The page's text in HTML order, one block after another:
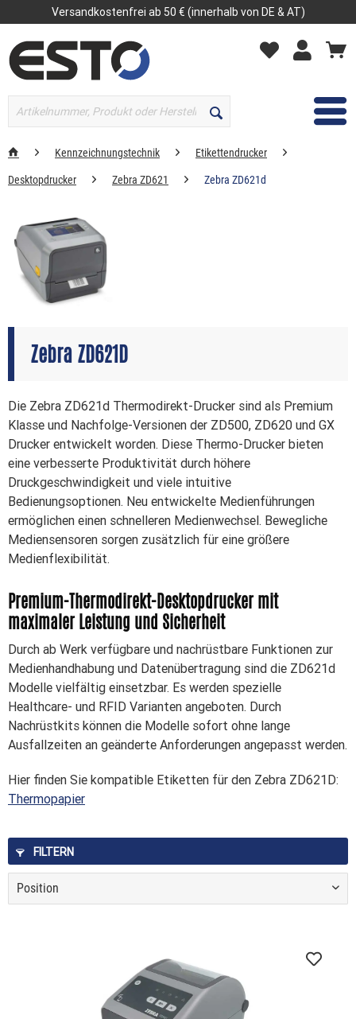
Versandkostenfrei ab 50 € (innerhalb von DE & AT)
MENÜ
Kennzeichnungstechnik Etikettendrucker
Desktopdrucker Zebra ZD621 Zebra ZD621d
Zebra ZD621D
Die Zebra ZD621d Thermodirekt-Drucker sind als Premium
Klasse und Nachfolge-Versionen der ZD500, ZD620 und GX
Drucker entwickelt worden. Diese Thermo-Drucker bieten
eine verbesserte Produktivität durch höhere
Druckgeschwindigkeit und viele intuitive
Bedienungsoptionen. Neu entwickelte Medienführungen
ermöglichen einen schnelleren Medienwechsel. Bewegliche
Mediensensoren sorgen zusätzlich für eine größere
Medienflexibilität.
Premium-Thermodirekt-Desktopdrucker mit
maximaler Leistung und Sicherheit
Durch ab Werk verfügbare und nachrüstbare Funktionen zur
Medienhandhabung und Datenübertragung sind die ZD621d
Modelle vielfältig einsetzbar. Es werden spezielle
Healthcare- und RFID Varianten angeboten. Durch
Nachrüstkits können die Modelle sofort ohne lange
Ausfallzeiten an geänderte Anforderungen angepasst werden.
Hier finden Sie kompatible Etiketten für den Zebra ZD621D:
Thermopapier
FILTERN